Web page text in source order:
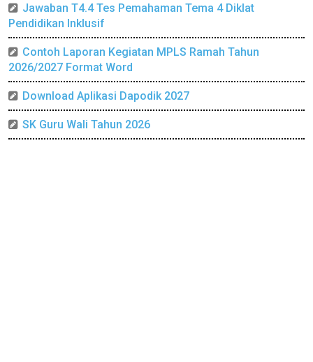
Jawaban T4.4 Tes Pemahaman Tema 4 Diklat
Pendidikan Inklusif
Contoh Laporan Kegiatan MPLS Ramah Tahun
2026/2027 Format Word
Download Aplikasi Dapodik 2027
SK Guru Wali Tahun 2026